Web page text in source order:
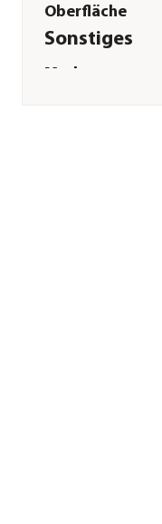
Oberfläche
Sonstiges
Marke